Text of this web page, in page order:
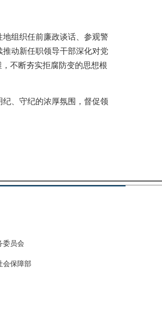
组织任前廉政谈话、参观警
动新任职领导干部深化对党
不断夯实拒腐防变的思想根
、守纪的浓厚氛围，督促领
委员会
会保障部